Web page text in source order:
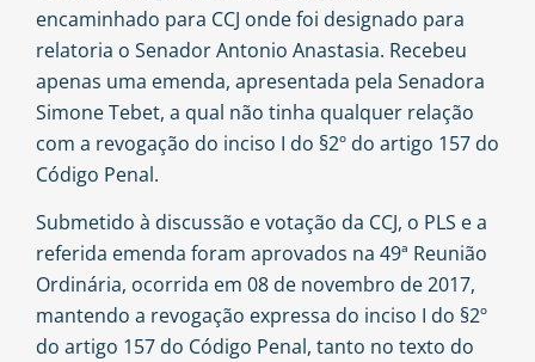
encaminhado para CCJ onde foi designado para
relatoria o Senador Antonio Anastasia. Recebeu
apenas uma emenda, apresentada pela Senadora
Simone Tebet, a qual não tinha qualquer relação
com a revogação do inciso I do §2º do artigo 157 do
Código Penal.
Submetido à discussão e votação da CCJ, o PLS e a
referida emenda foram aprovados na 49ª Reunião
Ordinária, ocorrida em 08 de novembro de 2017,
mantendo a revogação expressa do inciso I do §2º
do artigo 157 do Código Penal, tanto no texto do